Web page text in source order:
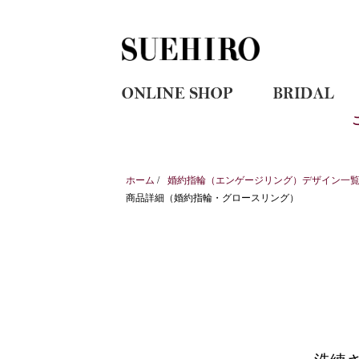
ホーム /
婚約指輪（エンゲージリング）デザイン一
商品詳細（婚約指輪・グロースリング）